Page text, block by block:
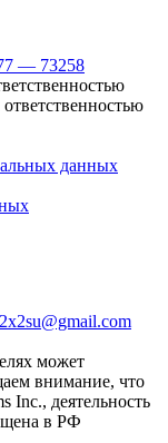
— 73258
данных
может
внимание, что
Inc., деятельность
в РФ